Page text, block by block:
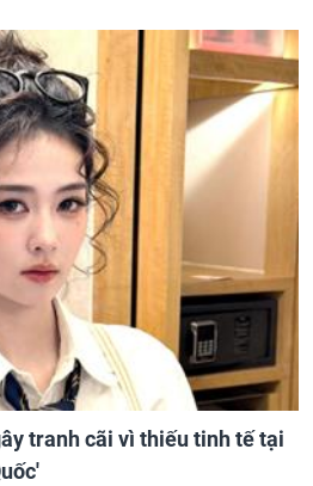
tranh cãi vì thiếu tinh tế tại